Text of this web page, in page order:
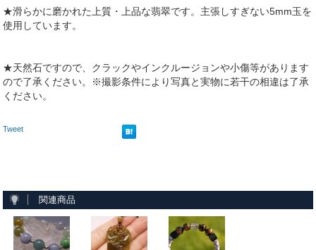
★滑らかに磨かれた上質・上品な翡翠です。主張しすぎない5mm玉を
使用しています。
★天然石ですので、クラックやインクルージョンや小傷等があります
ので了承ください。※撮影条件により写真と実物に若干の相違は了承
ください。
Tweet
関連商品